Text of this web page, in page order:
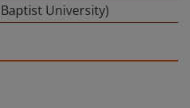
University)